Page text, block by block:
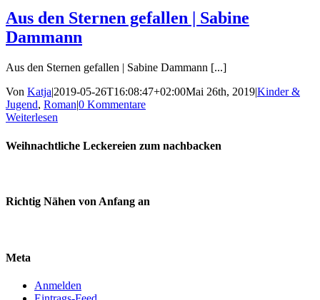
Aus den Sternen gefallen | Sabine
Dammann
Aus den Sternen gefallen | Sabine Dammann [...]
Von Katja|2019-05-26T16:08:47+02:00Mai 26th, 2019|Kinder &
Jugend, Roman|0 Kommentare
Weiterlesen
Weihnachtliche Leckereien zum nachbacken
Richtig Nähen von Anfang an
Meta
Anmelden